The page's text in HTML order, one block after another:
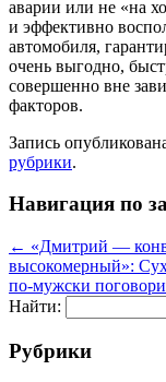
аварии или не «на
и эффективно
автомобиля,
очень выгодно,
совершенно вне
факторов.
Запись
рубрики.
Навигация по
← «Дмитрий —
высокомерный»:
по-мужски
Найти:
Рубрики